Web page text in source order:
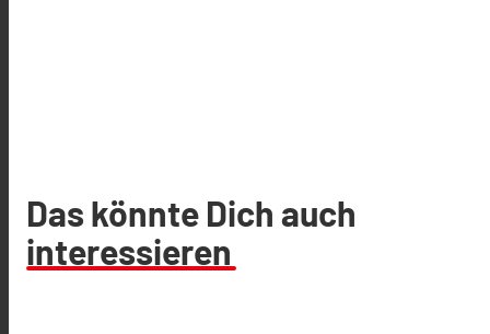
Das könnte Dich auch
interessieren